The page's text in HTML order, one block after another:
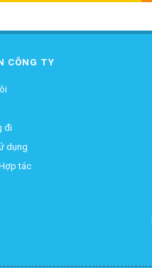
CÔNG TY
đi
dụng
tác